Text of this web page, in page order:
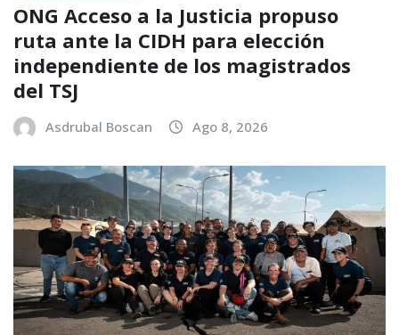
ONG Acceso a la Justicia propuso
ruta ante la CIDH para elección
independiente de los magistrados
del TSJ
Asdrubal Boscan Ago 8, 2026